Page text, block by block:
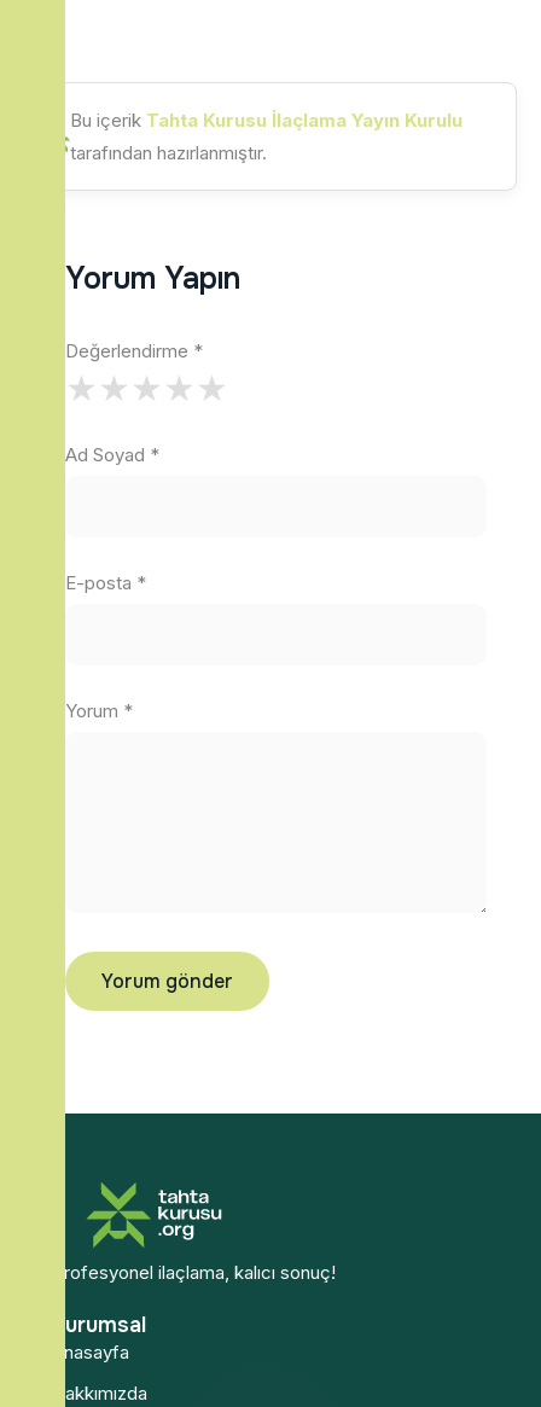
Bu içerik Tahta Kurusu İlaçlama Yayın Kurulu
tarafından hazırlanmıştır.
Yorum Yapın
Değerlendirme *
★★★★★
Ad Soyad *
E-posta *
Yorum *
Profesyonel ilaçlama, kalıcı sonuç!
Kurumsal
Anasayfa
Hakkımızda